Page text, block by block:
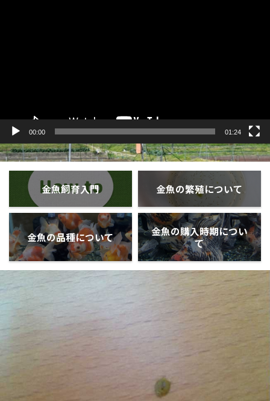
00:00 01:24
金魚飼育入門 金魚の繁殖について
金魚の品種について
金魚の購入時期につい
て